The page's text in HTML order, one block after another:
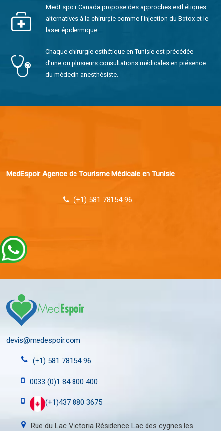
MedEspoir Canada propose des approches esthétiques
alternatives à la chirurgie comme l’injection du Botox et le
laser épidermique.
Chaque chirurgie esthétique en Tunisie est précédée
d’une ou plusieurs consultations médicales en présence
du médecin anesthésiste.
MedEspoir Agence de Tourisme Médicale en Tunisie
(+1) 581 78154 96
devis@medespoir.com
(+1) 581 78154 96
0033 (0)1 84 800 400
(+1)437 880 3675
Rue du Lac Victoria Résidence Lac des cygnes les